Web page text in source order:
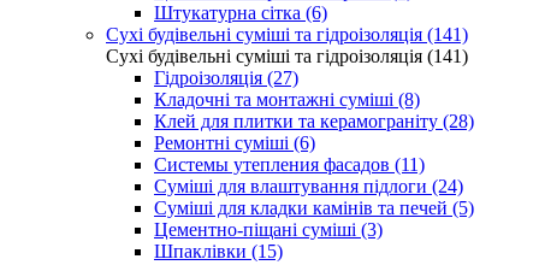
Штукатурна сітка (6)
Сухі будівельні суміші та гідроізоляція (141)
Сухі будівельні суміші та гідроізоляція (141)
Гідроізоляція (27)
Кладочні та монтажні суміші (8)
Клей для плитки та керамограніту (28)
Ремонтні суміші (6)
Системы утепления фасадов (11)
Суміші для влаштування підлоги (24)
Суміші для кладки камінів та печей (5)
Цементно-піщані суміші (3)
Шпаклівки (15)